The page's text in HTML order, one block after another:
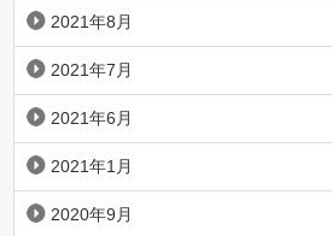
2021年8月
2021年7月
2021年6月
2021年1月
2020年9月